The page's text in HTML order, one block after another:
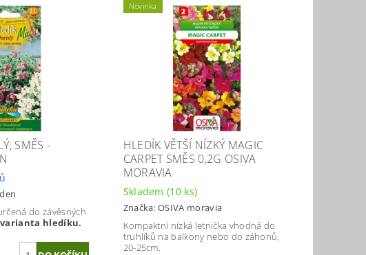
SMĚS -
do závěsných
hledíku.
Novinka
HLEDÍK VĚTŠÍ NÍZKÝ MAGIC
CARPET SMĚS 0,2G OSIVA
MORAVIA
Skladem(10 ks)
Značka:OSIVA moravia
Kompaktní nízká letnička vhodná do
truhlíků na balkony nebo do záhonů,
20-25cm.